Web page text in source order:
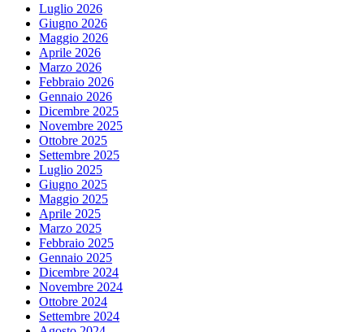
Luglio 2026
Giugno 2026
Maggio 2026
Aprile 2026
Marzo 2026
Febbraio 2026
Gennaio 2026
Dicembre 2025
Novembre 2025
Ottobre 2025
Settembre 2025
Luglio 2025
Giugno 2025
Maggio 2025
Aprile 2025
Marzo 2025
Febbraio 2025
Gennaio 2025
Dicembre 2024
Novembre 2024
Ottobre 2024
Settembre 2024